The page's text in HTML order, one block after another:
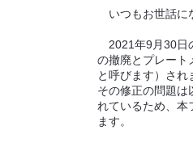
いつもお世話に
2021年9月30日
の撤廃とプレート
と呼びます）され
その修正の問題は
れているため、本
ます。